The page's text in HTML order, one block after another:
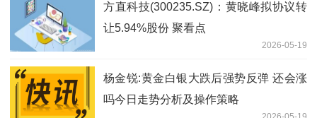
方直科技(300235.SZ)：黄晓峰拟协议转
让5.94%股份 聚看点
2026-05-19
杨金锐:黄金白银大跌后强势反弹 还会涨
吗今日走势分析及操作策略